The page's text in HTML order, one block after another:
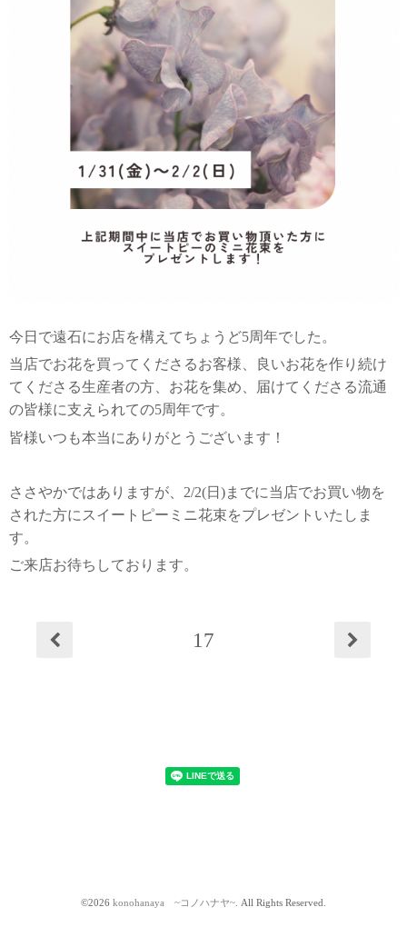
今日で遠石にお店を構えてちょうど5周年でした。
当店でお花を買ってくださるお客様、良いお花を作り続け
てくださる生産者の方、お花を集め、届けてくださる流通
の皆様に支えられての5周年です。
皆様いつも本当にありがとうございます！
ささやかではありますが、2/2(日)までに当店でお買い物を
された方にスイートピーミニ花束をプレゼントいたしま
す。
ご来店お待ちしております。
17
©2026 konohanaya ~コノハナヤ~. All Rights Reserved.